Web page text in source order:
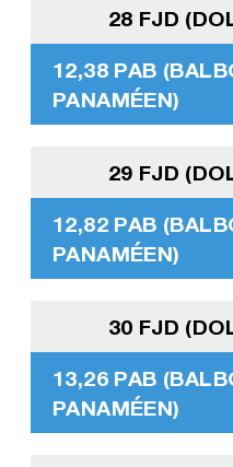
28 FJD
12,38 PAB
PANAMÉEN)
29 FJD
12,82 PAB
PANAMÉEN)
30 FJD
13,26 PAB
PANAMÉEN)